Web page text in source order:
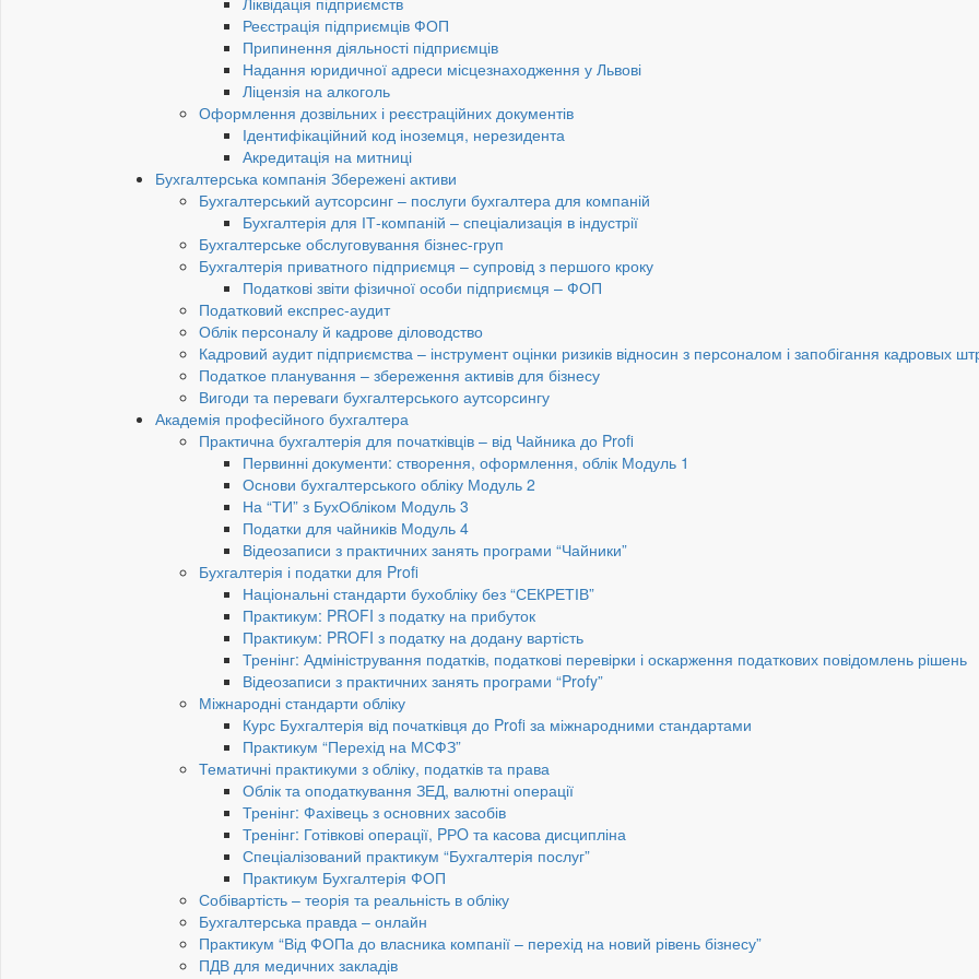
Реєстрація підприємців ФОП
Припинення діяльності підприємців
Надання юридичної адреси місцезнаходження у Львові
Ліцензія на алкоголь
Оформлення дозвільних і реєстраційних документів
Ідентифікаційний код іноземця, нерезидента
Акредитація на митниці
Бухгалтерська компанія Збережені активи
Бухгалтерський аутсорсинг – послуги бухгалтера для компаній
Бухгалтерія для ІТ-компаній – спеціализація в індустрії
Бухгалтерське обслуговування бізнес-груп
Бухгалтерія приватного підприємця – супровід з першого кроку
Податкові звіти фізичної особи підприємця – ФОП
Податковий експрес-аудит
Облік персоналу й кадрове діловодство
Кадровий аудит підприємства – інструмент оцінки ризиків відносин з персоналом і запобігання кадровых
Податкое планування – збереження активів для бізнесу
Вигоди та переваги бухгалтерського аутсорсингу
Академія професійного бухгалтера
Практична бухгалтерія для початківців – від Чайника до Profi
Первинні документи: створення, оформлення, облік Модуль 1
Основи бухгалтерського обліку Модуль 2
На “ТИ” з БухОбліком Модуль 3
Податки для чайників Модуль 4
Відеозаписи з практичних занять програми “Чайники”
Бухгалтерія і податки для Profi
Національні стандарти бухобліку без “СЕКРЕТІВ”
Практикум: PROFI з податку на прибуток
Практикум: PROFI з податку на додану вартість
Тренінг: Адміністрування податків, податкові перевірки і оскарження податкових повідомлень рішень
Відеозаписи з практичних занять програми “Profy”
Міжнародні стандарти обліку
Курс Бухгалтерія від початківця до Profi за міжнародними стандартами
Практикум “Перехід на МСФЗ”
Тематичні практикуми з обліку, податків та права
Облік та оподаткування ЗЕД, валютні операції
Тренінг: Фахівець з основних засобів
Тренінг: Готівкові операції, PРO та касова дисципліна
Спеціалізований практикум “Бухгалтерія послуг”
Практикум Бухгалтерія ФОП
Собівартість – теорія та реальність в обліку
Бухгалтерська правда – онлайн
Практикум “Від ФОПа до власника компанії – перехід на новий рівень бізнесу”
ПДВ для медичних закладів